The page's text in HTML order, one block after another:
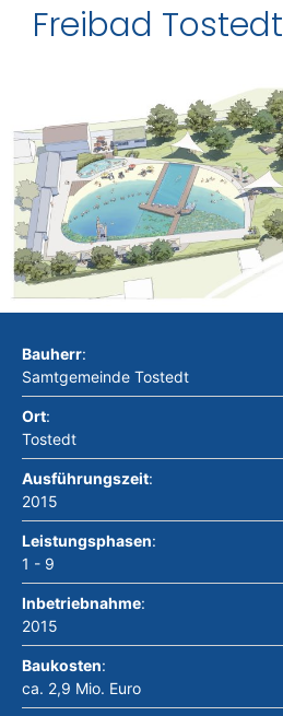
Freibad Tostedt
Bauherr:
Samtgemeinde Tostedt
Ort:
Tostedt
Ausführungszeit:
2015
Leistungsphasen:
1 - 9
Inbetriebnahme:
2015
Baukosten:
ca. 2,9 Mio. Euro